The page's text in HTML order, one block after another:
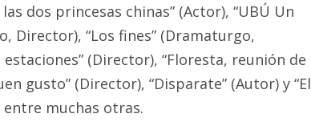
dos princesas chinas” (Actor), “UBÚ Un
Director), “Los fines” (Dramaturgo,
(Director), “Floresta, reunión de
gusto” (Director), “Disparate” (Autor) y “El
muchas otras.